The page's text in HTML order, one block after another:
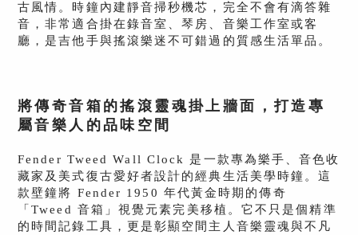
古風情。時鐘內建靜音掃秒機芯，完全不會有滴答雜
音，非常適合掛在錄音室、琴房、音樂工作室或客
廳，是吉他手與搖滾樂迷不可錯過的質感生活單品。
將傳奇音箱的搖滾靈魂掛上牆面，打造專
屬音樂人的品味空間
Fender Tweed Wall Clock 是一款專為樂手、音色收
藏家及美式復古愛好者設計的經典生活美學時鐘。這
款壁鐘將 Fender 1950 年代黃金時期的傳奇
「Tweed 音箱」視覺元素完美移植。它不只是個精準
的時間記錄工具，更是彰顯空間主人音樂靈魂與不凡